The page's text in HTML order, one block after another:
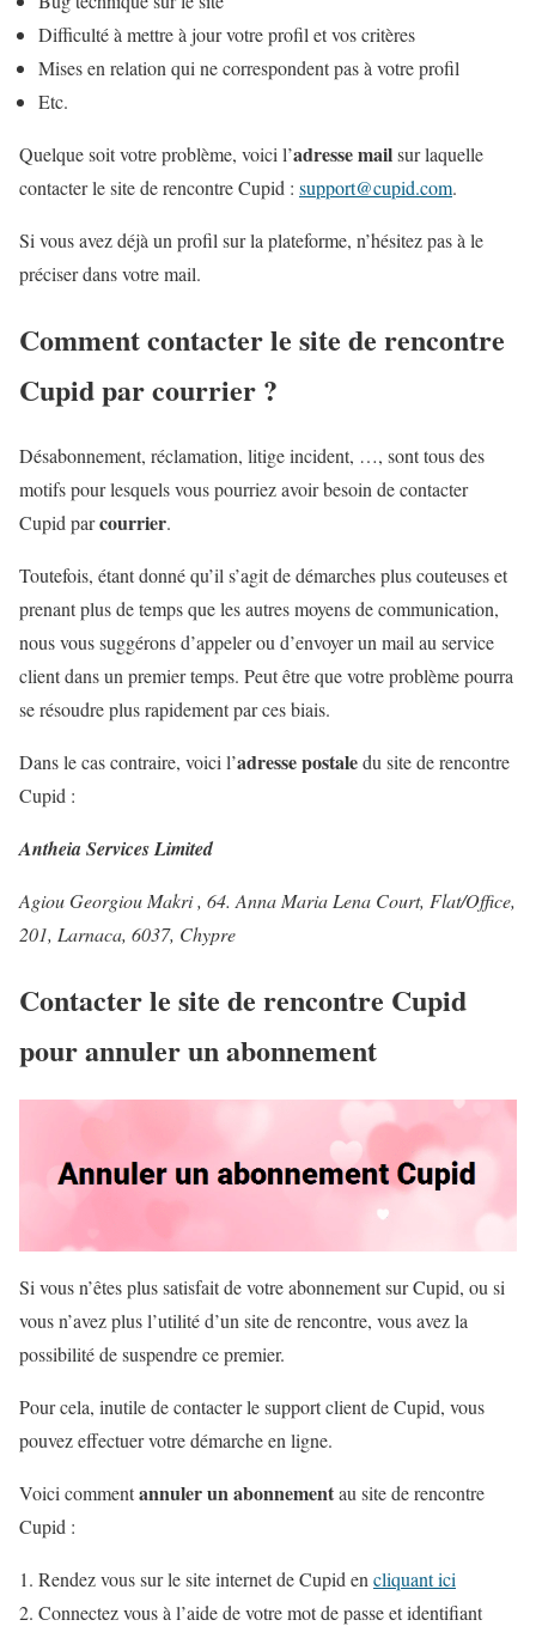
Difficulté à mettre à jour votre profil et vos critères
Mises en relation qui ne correspondent pas à votre profil
Etc.
Quelque soit votre problème, voici l’adresse mailsur laquelle
contacter le site de rencontre Cupid : support@cupid.com.
Si vous avez déjà un profil sur la plateforme, n’hésitez pas à le
préciser dans votre mail.
Comment contacter le site de rencontre
Cupid par courrier ?
Désabonnement, réclamation, litige incident, …, sont tous des
motifs pour lesquels vous pourriez avoir besoin de contacter
Cupid parcourrier.
Toutefois, étant donné qu’il s’agit de démarches plus couteuses et
prenant plus de temps que les autres moyens de communication,
nous vous suggérons d’appeler ou d’envoyer un mail au service
client dans un premier temps. Peut être que votre problème pourra
se résoudre plus rapidement par ces biais.
Dans le cas contraire, voici l’adresse postaledu site de rencontre
Cupid :
Antheia Services Limited
Agiou Georgiou Makri , 64. Anna Maria Lena Court, Flat/Office,
201, Larnaca, 6037, Chypre
Contacter le site de rencontre Cupid
pour annuler un abonnement
Si vous n’êtes plus satisfait de votre abonnement sur Cupid, ou si
vous n’avez plus l’utilité d’un site de rencontre, vous avez la
possibilité de suspendre ce premier.
Pour cela, inutile de contacter le support client de Cupid, vous
pouvez effectuer votre démarche en ligne.
Voici commentannuler un abonnementau site de rencontre
Cupid :
Rendez vous sur le site internet de Cupid en cliquant ici
Connectez vous à l’aide de votre mot de passe et identifiant